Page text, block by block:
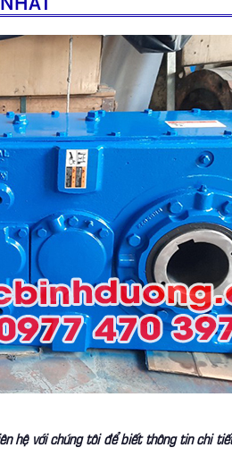
hệ với chúng tôi để biết thông tin chi